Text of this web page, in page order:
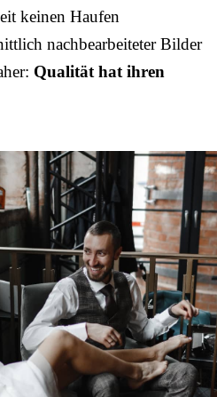
keinen Haufen
nachbearbeiteter Bilder
Qualität hat ihren